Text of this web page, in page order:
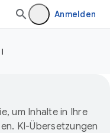
Anmelden
um Inhalte in Ihre
KI-Übersetzungen